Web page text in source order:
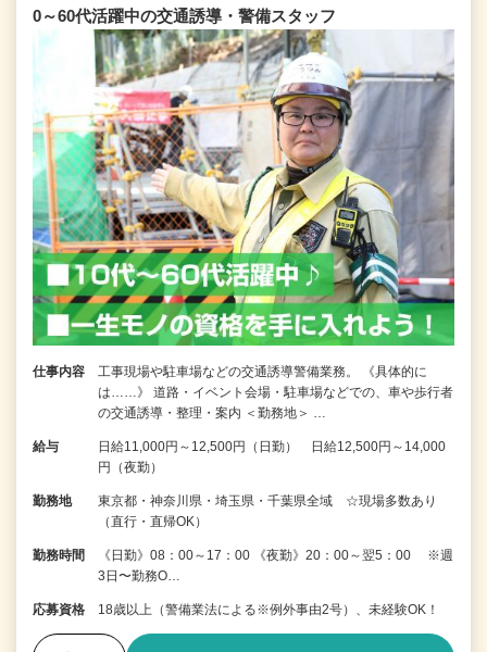
0～60代活躍中の交通誘導・警備スタッフ
仕事内容
工事現場や駐車場などの交通誘導警備業務。 《具体的に
は……》 道路・イベント会場・駐車場などでの、車や歩行者
の交通誘導・整理・案内 ＜勤務地＞ …
給与
日給11,000円～12,500円（日勤） 日給12,500円～14,000
円（夜勤）
勤務地
東京都・神奈川県・埼玉県・千葉県全域 ☆現場多数あり
（直行・直帰OK）
勤務時間
《日勤》08：00～17：00 《夜勤》20：00～翌5：00 ※週
3日〜勤務O…
応募資格 18歳以上（警備業法による※例外事由2号）、未経験OK！